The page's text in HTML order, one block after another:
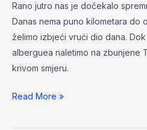
Rano jutro nas je dočekalo
Danas nema puno kilometara do
želimo izbjeći vrući dio dana.
alberguea naletimo na zbunjene
krivom smjeru.
Read More »